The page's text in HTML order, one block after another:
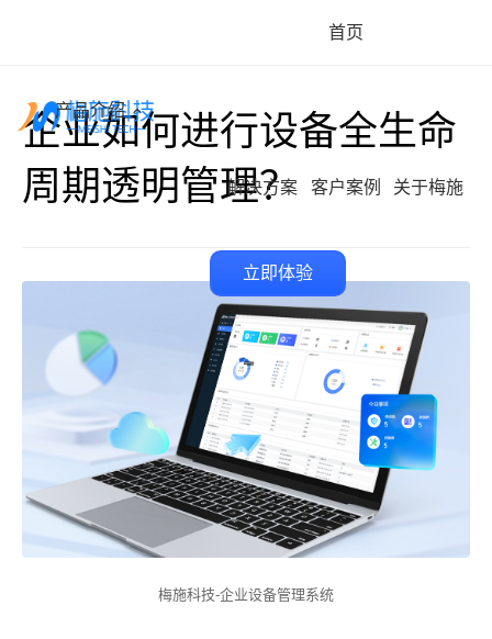
首页
产品介绍
解决方案 客户案例 关于梅施
立即体验
企业如何进行设备全生命
周期透明管理？
梅施科技-企业设备管理系统